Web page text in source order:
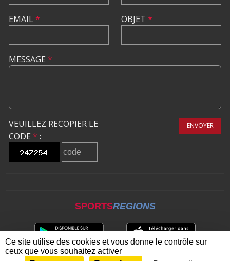
EMAIL* OBJET *
MESSAGE *
VEUILLEZ RECOPIER LE
CODE * :
ENVOYER
SPORTSREGIONS
Ce site utilise des cookies et vous donne le contrôle sur
ceux que vous souhaitez activer